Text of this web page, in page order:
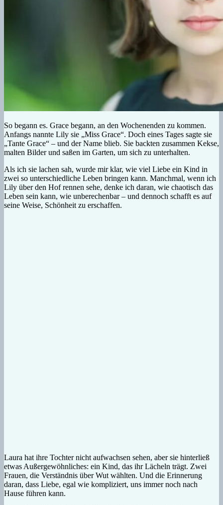
So begann es. Grace begann, an den Wochenenden zu kommen.
Anfangs nannte Lily sie „Miss Grace“. Doch eines Tages sagte sie
„Tante Grace“ – und der Name blieb. Sie backten zusammen Kekse,
malten Bilder und saßen im Garten, um sich zu unterhalten.
Als ich sie lachen sah, wurde mir klar, wie viel Liebe ein Kind in
zwei so unterschiedliche Leben bringen kann. Manchmal, wenn ich
Lily über den Hof rennen sehe, denke ich daran, wie chaotisch das
Leben sein kann, wie unberechenbar – und dennoch schafft es auf
seine Weise, Schönheit zu erschaffen.
Laura hat ihre Tochter nicht aufwachsen sehen, aber sie hinterließ
etwas Außergewöhnliches: ein Kind, das ihr Lächeln trägt. Zwei
Frauen, die Verständnis über Wut wählten. Und die Erinnerung
daran, dass Liebe, egal wie kompliziert, uns immer noch nach
Hause führen kann.